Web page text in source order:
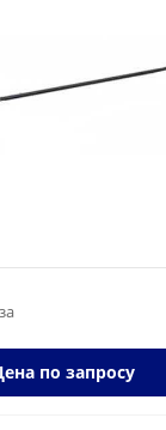
по запросу